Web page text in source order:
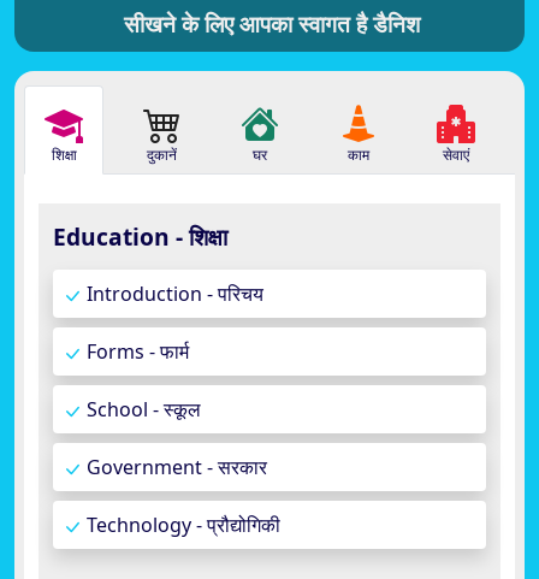
सीखने के लिए आपका स्वागत है डैनिश
शिक्षा दुकानें घर काम सेवाएं
Education - शिक्षा
Introduction - परिचय
Forms - फार्म
School - स्कूल
Government - सरकार
Technology - प्रौद्योगिकी